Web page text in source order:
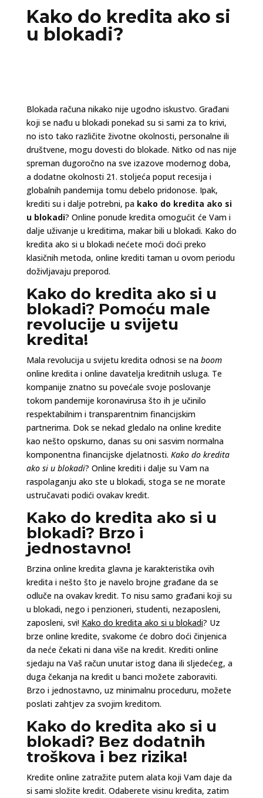
Kako do kredita ako si
u blokadi?
Blokada računa nikako nije ugodno iskustvo. Građani
koji se nađu u blokadi ponekad su si sami za to krivi,
no isto tako različite životne okolnosti, personalne ili
društvene, mogu dovesti do blokade. Nitko od nas nije
spreman dugoročno na sve izazove modernog doba,
a dodatne okolnosti 21. stoljeća poput recesija i
globalnih pandemija tomu debelo pridonose. Ipak,
krediti su i dalje potrebni, pa kako do kredita ako si
u blokadi? Online ponude kredita omogućit će Vam i
dalje uživanje u kreditima, makar bili u blokadi. Kako do
kredita ako si u blokadi nećete moći doći preko
klasičnih metoda, online krediti taman u ovom periodu
doživljavaju preporod.
Kako do kredita ako si u
blokadi? Pomoću male
revolucije u svijetu
kredita!
Mala revolucija u svijetu kredita odnosi se na boom
online kredita i online davatelja kreditnih usluga. Te
kompanije znatno su povećale svoje poslovanje
tokom pandemije koronavirusa što ih je učinilo
respektabilnim i transparentnim financijskim
partnerima. Dok se nekad gledalo na online kredite
kao nešto opskurno, danas su oni sasvim normalna
komponentna financijske djelatnosti. Kako do kredita
ako si u blokadi? Online krediti i dalje su Vam na
raspolaganju ako ste u blokadi, stoga se ne morate
ustručavati podići ovakav kredit.
Kako do kredita ako si u
blokadi? Brzo i
jednostavno!
Brzina online kredita glavna je karakteristika ovih
kredita i nešto što je navelo brojne građane da se
odluče na ovakav kredit. To nisu samo građani koji su
u blokadi, nego i penzioneri, studenti, nezaposleni,
zaposleni, svi! Kako do kredita ako si u blokadi? Uz
brze online kredite, svakome će dobro doći činjenica
da neće čekati ni dana više na kredit. Krediti online
sjedaju na Vaš račun unutar istog dana ili sljedećeg, a
duga čekanja na kredit u banci možete zaboraviti.
Brzo i jednostavno, uz minimalnu proceduru, možete
poslati zahtjev za svojim kreditom.
Kako do kredita ako si u
blokadi? Bez dodatnih
troškova i bez rizika!
Kredite online zatražite putem alata koji Vam daje da
si sami složite kredit. Odaberete visinu kredita, zatim